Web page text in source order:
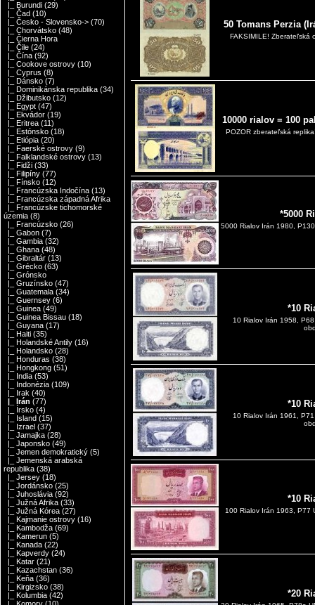
|_ Burundi (29)
|_ Čad (10)
|_ Česko - Slovensko-> (70)
|_ Chorvátsko (48)
|_ Čierna Hora
|_ Čile (24)
|_ Čína (92)
|_ Cookove ostrovy (10)
|_ Cyprus (8)
|_ Dánsko (7)
|_ Dominikánska republika (34)
|_ Džibutsko (12)
|_ Egypt (47)
|_ Ekvádor (19)
|_ Eritrea (11)
|_ Estónsko (18)
|_ Etiópia (20)
|_ Faerské ostrovy (9)
|_ Falklandské ostrovy (13)
|_ Fidži (33)
|_ Filipíny (77)
|_ Fínsko (12)
|_ Francúzska Indočína (13)
|_ Francúzska západná Afrika
|_ Francúzske tichomorské
územia (8)
|_ Francúzsko (26)
|_ Gabon (7)
|_ Gambia (32)
|_ Ghana (48)
|_ Gibraltár (13)
|_ Grécko (63)
|_ Grónsko
|_ Gruzínsko (47)
|_ Guatemala (34)
|_ Guernsey (6)
|_ Guinea (49)
|_ Guinea Bissau (18)
|_ Guyana (17)
|_ Haiti (35)
|_ Holandské Antily (16)
|_ Holandsko (28)
|_ Honduras (38)
|_ Hongkong (51)
|_ India (53)
|_ Indonézia (109)
|_ Irak (40)
|_ Irán (77)
|_ Írsko (4)
|_ Island (15)
|_ Izrael (37)
|_ Jamajka (28)
|_ Japonsko (49)
|_ Jemen demokratický (5)
|_ Jemenská arabská
republika (38)
|_ Jersey (18)
|_ Jordánsko (25)
|_ Juhoslávia (92)
|_ Južná Afrika (33)
|_ Južná Kórea (27)
|_ Kajmanie ostrovy (16)
|_ Kambodža (69)
|_ Kamerun (5)
|_ Kanada (22)
|_ Kapverdy (24)
|_ Katar (21)
|_ Kazachstan (36)
|_ Keňa (36)
|_ Kirgizsko (38)
|_ Kolumbia (42)
50 Tomans Perzia
FAKSIMILE! Zberateľská
10000 rialov = 100
POZOR zberateľská
*5000
5000 Rialov Irán 1980,
*10
10 Rialov Irán 1958,
*10
10 Rialov Irán 1961,
*10
100 Rialov Irán 1963, P77
*20